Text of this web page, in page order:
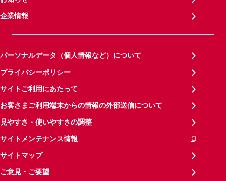
企業情報
パーソナルデータ（個人情報など）について
プライバシーポリシー
サイトご利用にあたって
お客さまご利用端末からの情報の外部送信について
見やすさ・使いやすさの調整
サイトメンテナンス情報
サイトマップ
ご意見・ご要望